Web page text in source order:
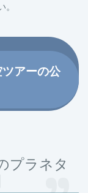
アーの公
プラネタ